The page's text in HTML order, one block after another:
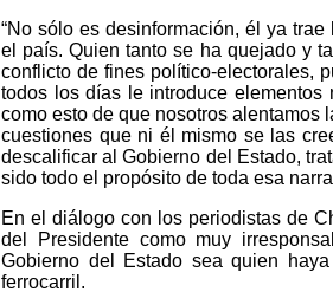
“No sólo es desinformación, él ya
el país. Quien tanto se ha quejado y
conflicto de fines político-electorales,
todos los días le introduce elementos
como esto de que nosotros alentamos
cuestiones que ni él mismo se las
descalificar al Gobierno del Estado,
sido todo el propósito de toda esa
En el diálogo con los periodistas de
del Presidente como muy
Gobierno del Estado sea quien
ferrocarril.